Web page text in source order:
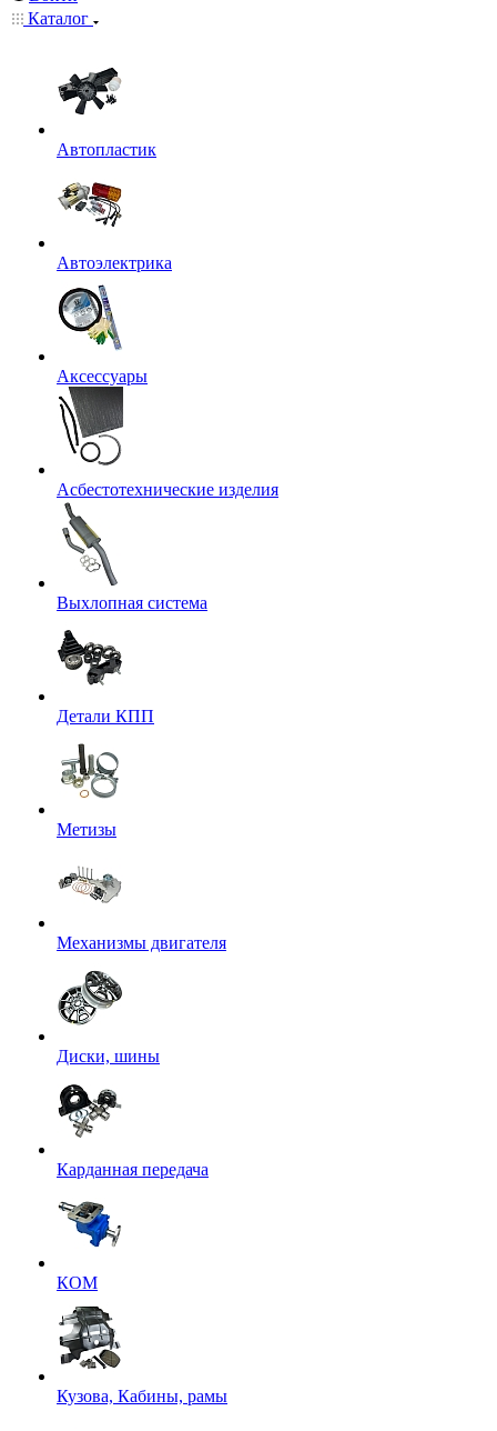
Каталог
Автопластик
Автоэлектрика
Аксессуары
Асбестотехнические изделия
Выхлопная система
Детали КПП
Метизы
Механизмы двигателя
Диски, шины
Карданная передача
КОМ
Кузова, Кабины, рамы